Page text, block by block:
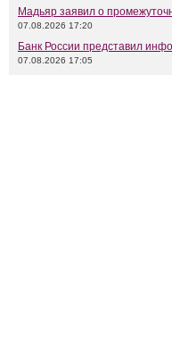
Мадьяр заявил о
07.08.2026 17:20
Банк России представил
07.08.2026 17:05